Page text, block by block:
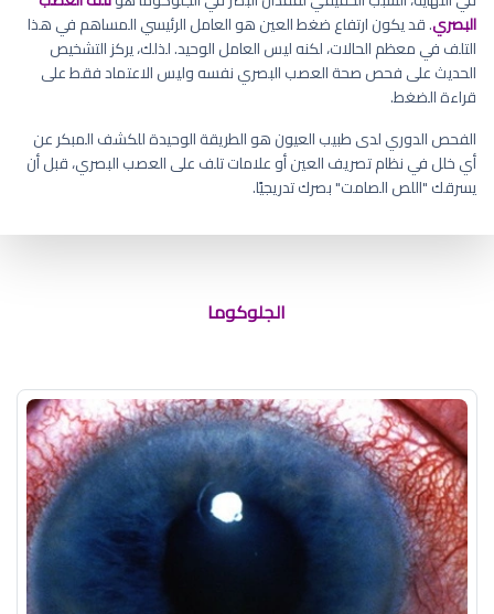
البصري. قد يكون ارتفاع ضغط العين هو العامل الرئيسي المساهم في هذا
التلف في معظم الحالات، لكنه ليس العامل الوحيد. لذلك، يركز التشخيص
الحديث على فحص صحة العصب البصري نفسه وليس الاعتماد فقط على
قراءة الضغط.
الفحص الدوري لدى طبيب العيون هو الطريقة الوحيدة للكشف المبكر عن
أي خلل في نظام تصريف العين أو علامات تلف على العصب البصري، قبل أن
يسرقك "اللص الصامت" بصرك تدريجيًا.
الجلوكوما